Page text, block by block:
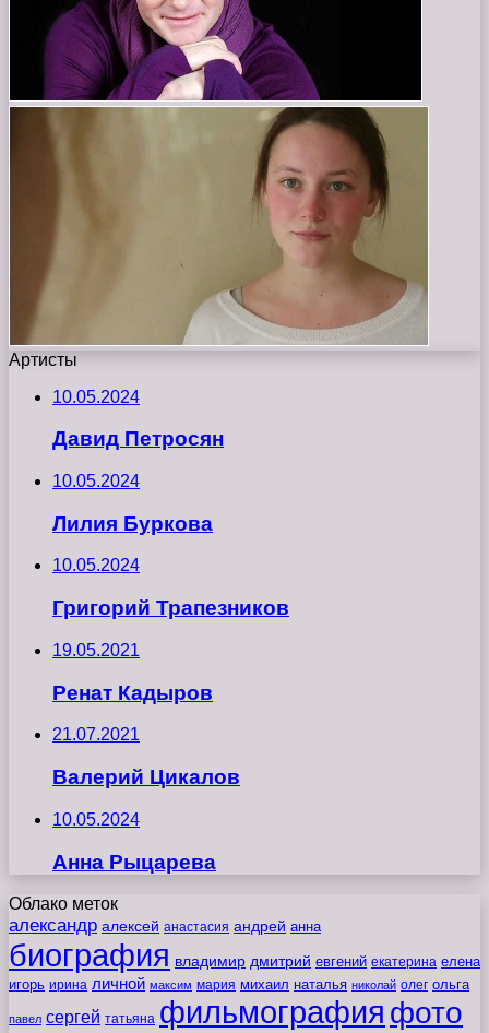
Артисты
10.05.2024
Давид Петросян
10.05.2024
Лилия Буркова
10.05.2024
Григорий Трапезников
19.05.2021
Ренат Кадыров
21.07.2021
Валерий Цикалов
10.05.2024
Анна Рыцарева
Облако меток
александр алексей анастасия андрей анна
биография владимир дмитрий евгений екатерина елена
игорь ирина личной максим мария михаил наталья николай олег ольга
павел сергей татьяна фильмография фото